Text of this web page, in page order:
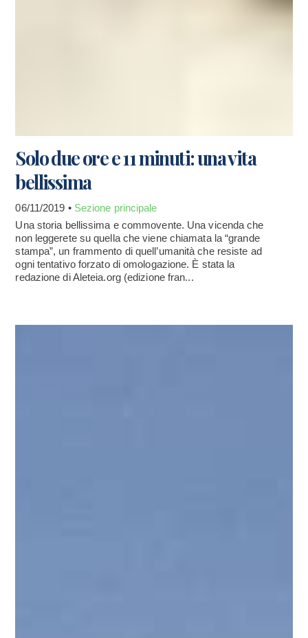
Solo due ore e 11 minuti: una vita
bellissima
06/11/2019 • Sezione principale
Una storia bellissima e commovente. Una vicenda che
non leggerete su quella che viene chiamata la “grande
stampa”, un frammento di quell’umanità che resiste ad
ogni tentativo forzato di omologazione. È stata la
redazione di Aleteia.org (edizione fran...